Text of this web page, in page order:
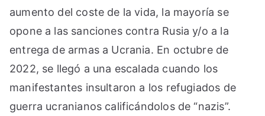
aumento del coste de la vida, la mayoría se
opone a las sanciones contra Rusia y/o a la
entrega de armas a Ucrania. En octubre de
2022, se llegó a una escalada cuando los
manifestantes insultaron a los refugiados de
guerra ucranianos calificándolos de “nazis”.